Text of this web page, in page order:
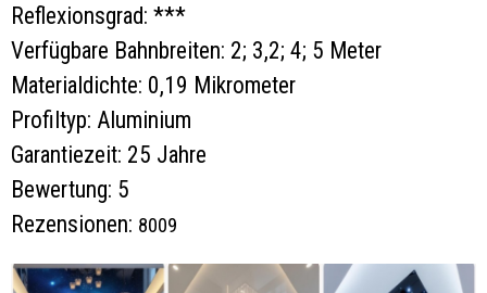
Reflexionsgrad: ***
Verfügbare Bahnbreiten: 2; 3,2; 4; 5 Meter
Materialdichte: 0,19 Mikrometer
Profiltyp: Aluminium
Garantiezeit: 25 Jahre
Bewertung: 5
Rezensionen: 8009